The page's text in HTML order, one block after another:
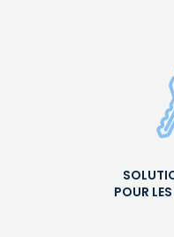
POUR